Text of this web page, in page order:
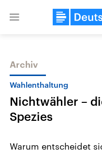
Close
Themen
Archiv
Wahlenthaltung
Nichtwähler –
Spezies
Warum entscheidet